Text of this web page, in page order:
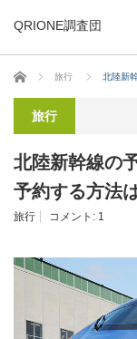
QRIONE調査団
ホーム 旅行 北陸新
旅行
北陸新幹線の
予約する方法
旅行 コメント: 1